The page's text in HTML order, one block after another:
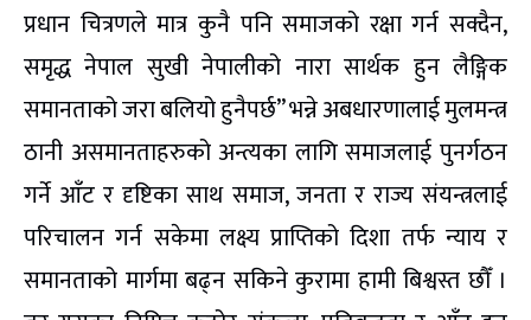
प्रधान चित्रणले मात्र कुनै पनि समाजको रक्षा गर्न सक्दैन,
समृद्ध नेपाल सुखी नेपालीको नारा सार्थक हुन लैङ्गिक
समानताको जरा बलियो हुनैपर्छ” भन्ने अबधारणालाई मुलमन्त्र
ठानी असमानताहरुको अन्त्यका लागि समाजलाई पुनर्गठन
गर्ने आँट र दृष्टिका साथ समाज, जनता र राज्य संयन्त्रलाई
परिचालन गर्न सकेमा लक्ष्य प्राप्तिको दिशा तर्फ न्याय र
समानताको मार्गमा बढ्न सकिने कुरामा हामी बिश्वस्त छौँ ।